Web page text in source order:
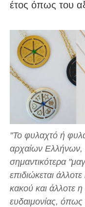
έτος όπως του
''Το φυλαχτό ή
αρχαίων Ελλήνων,
σημαντικότερα
επιδιώκεται
κακού και άλλοτε
ευδαιμονίας,